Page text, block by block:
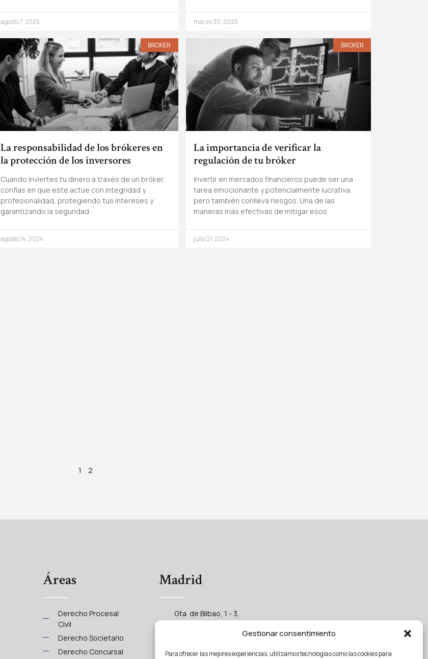
Gestionar consentimiento
Para ofrecer las mejores experiencias, utilizamos tecnologías como las cookies para
agosto 7, 2025 marzo 30, 2025
BROKER
La responsabilidad de los brókeres en
la protección de los inversores
Cuando inviertes tu dinero a través de un bróker,
confías en que este actúe con integridad y
profesionalidad, protegiendo tus intereses y
garantizando la seguridad
agosto 14, 2024
BROKER
La importancia de verificar la
regulación de tu bróker
Invertir en mercados financieros puede ser una
tarea emocionante y potencialmente lucrativa,
pero también conlleva riesgos. Una de las
maneras más efectivas de mitigar esos
julio 21, 2024
1 2
Áreas
Derecho Procesal
Civil
Derecho Societario
Derecho Concursal
Madrid
Gta. de Bilbao, 1 - 3,